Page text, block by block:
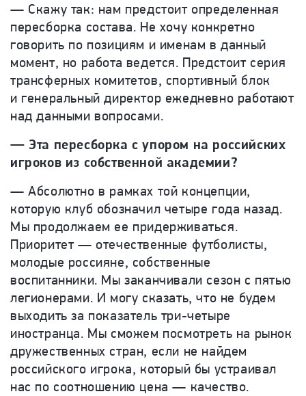
— Скажу так: нам предстоит определенная
пересборка состава. Не хочу конкретно
говорить по позициям и именам в данный
момент, но работа ведется. Предстоит серия
трансферных комитетов, спортивный блок
и генеральный директор ежедневно работают
над данными вопросами.
— Эта пересборка с упором на российских
игроков из собственной академии?
— Абсолютно в рамках той концепции,
которую клуб обозначил четыре года назад.
Мы продолжаем ее придерживаться.
Приоритет — отечественные футболисты,
молодые россияне, собственные
воспитанники. Мы заканчивали сезон с пятью
легионерами. И могу сказать, что не будем
выходить за показатель три-четыре
иностранца. Мы сможем посмотреть на рынок
дружественных стран, если не найдем
российского игрока, который бы устраивал
нас по соотношению цена — качество.